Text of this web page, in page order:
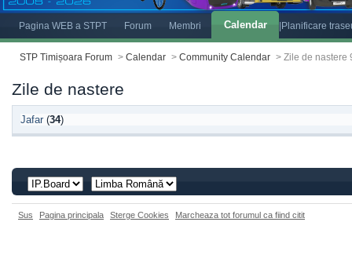
Pagina WEB a STPT Forum Membri Calendar |Planificare
STP Timișoara Forum > Calendar > Community Calendar > Zile de nastere
Zile de nastere
Jafar (34)
Sus Pagina principala Sterge Cookies Marcheaza tot forumul ca fiind citit